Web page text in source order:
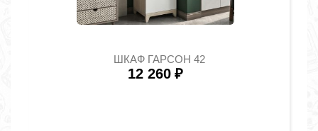
ШКАФ ГАРСОН 42
12 260 ₽